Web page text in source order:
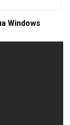
Windows